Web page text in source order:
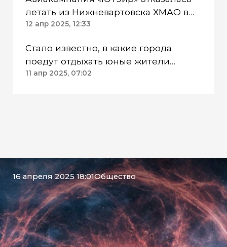
летать из Нижневартовска ХМАО в
Москву
12 апр 2025, 12:33
Стало известно, в какие города
поедут отдыхать юные жители
Нижневартовска ХМАО летом
11 апр 2025, 07:02
16 апреля 2025 18:01Общество